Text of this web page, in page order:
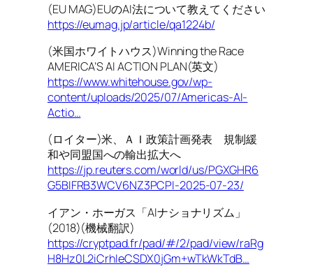
(EU MAG)EUのAI法について教えてください
https://eumag.jp/article/qa1224b/
(米国ホワイトハウス)Winning the Race
AMERICA’S AI ACTION PLAN(英文)
https://www.whitehouse.gov/wp-
content/uploads/2025/07/Americas-AI-
Actio…
(ロイター)米、ＡＩ政策計画発表 規制緩
和や同盟国への輸出拡大へ
https://jp.reuters.com/world/us/PGXGHR6
G5BIFRB3WCV6NZ3PCPI-2025-07-23/
イアン・ホーガス「AIナショナリズム」
(2018)(機械翻訳)
https://cryptpad.fr/pad/#/2/pad/view/raRg
H8Hz0L2iCrhIeCSDX0jGm+wTkWkTdB…